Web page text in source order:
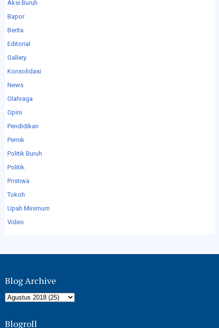
Aksi Buruh
Bapor
Berita
Editorial
Gallery
Konsolidasi
News
Olahraga
Opini
Pendidikan
Pernik
Politik Buruh
Politik.
Pristiwa
Tokoh
Upah Minimum
Video
Blog Archive
Blogroll